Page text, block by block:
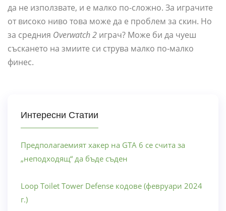
да не използвате, и е малко по-сложно. За играчите
от високо ниво това може да е проблем за скин. Но
за средния Overwatch 2 играч? Може би да чуеш
съскането на змиите си струва малко по-малко
финес.
Интересни Статии
Предполагаемият хакер на GTA 6 се счита за
„неподходящ“ да бъде съден
Loop Toilet Tower Defense кодове (февруари 2024
г.)